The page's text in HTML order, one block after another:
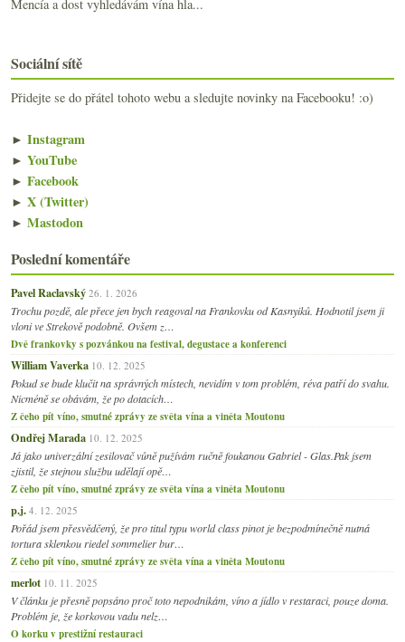
Mencía a dost vyhledávám vína hla...
Sociální sítě
Přidejte se do přátel tohoto webu a sledujte novinky na Facebooku! :o)
► Instagram
► YouTube
► Facebook
► X (Twitter)
► Mastodon
Poslední komentáře
Pavel Raclavský 26. 1. 2026
Trochu pozdě, ale přece jen bych reagoval na Frankovku od Kasnyiků. Hodnotil jsem ji
vloni ve Strekově podobně. Ovšem z…
Dvě frankovky s pozvánkou na festival, degustace a konferenci
William Vaverka 10. 12. 2025
Pokud se bude klučit na správných místech, nevidím v tom problém, réva patří do svahu.
Nicméně se obávám, že po dotacích…
Z čeho pít víno, smutné zprávy ze světa vína a viněta Moutonu
Ondřej Marada 10. 12. 2025
Já jako univerzální zesilovač vůně pužívám ručně foukanou Gabriel - Glas.Pak jsem
zjistil, že stejnou službu udělají opě…
Z čeho pít víno, smutné zprávy ze světa vína a viněta Moutonu
p.j. 4. 12. 2025
Pořád jsem přesvědčený, že pro titul typu world class pinot je bezpodmínečně nutná
tortura sklenkou riedel sommelier bur…
Z čeho pít víno, smutné zprávy ze světa vína a viněta Moutonu
merlot 10. 11. 2025
V článku je přesně popsáno proč toto nepodnikám, víno a jídlo v restaraci, pouze doma.
Problém je, že korkovou vadu nelz…
O korku v prestižní restauraci